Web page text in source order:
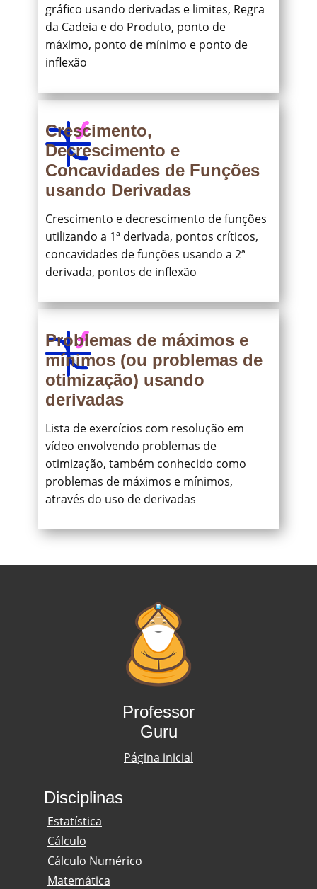
gráfico usando derivadas e limites, Regra
da Cadeia e do Produto, ponto de
máximo, ponto de mínimo e ponto de
inflexão
Crescimento,
Decrescimento e
Concavidades de Funções
usando Derivadas
Crescimento e decrescimento de funções
utilizando a 1ª derivada, pontos críticos,
concavidades de funções usando a 2ª
derivada, pontos de inflexão
Problemas de máximos e
mínimos (ou problemas de
otimização) usando
derivadas
Lista de exercícios com resolução em
vídeo envolvendo problemas de
otimização, também conhecido como
problemas de máximos e mínimos,
através do uso de derivadas
Professor
Guru
Página inicial
Disciplinas
Estatística
Cálculo
Cálculo Numérico
Matemática